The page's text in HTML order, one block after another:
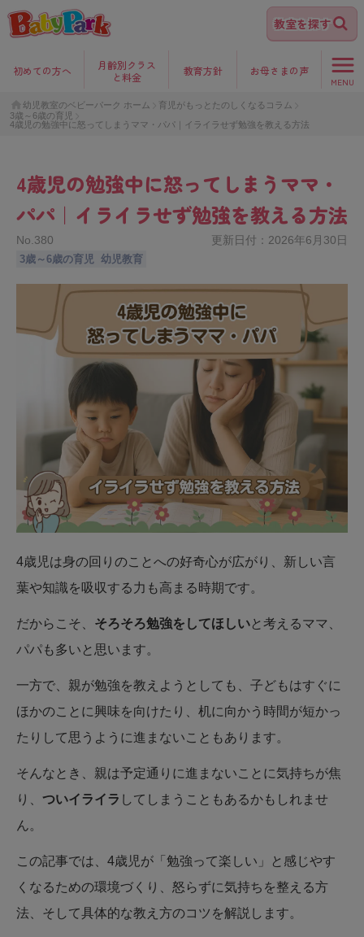
教室を探す
初めての方へ
月齢別クラス
と料金
教育方針 お母さまの声
MENU
幼児教室のベビーパーク ホーム
育児がもっとたのしくなるコラム
3歳～6歳の育児
4歳児の勉強中に怒ってしまうママ・パパ｜イライラせず勉強を教える方法
4歳児の勉強中に怒ってしまうママ・
パパ｜イライラせず勉強を教える方法
No. 380 更新日付： 2026年6月30日
3歳～6歳の育児 幼児教育
4歳児は身の回りのことへの好奇心が広がり、新しい言
葉や知識を吸収する力も高まる時期です。
だからこそ、 そろそろ勉強をしてほしいと考えるママ、
パパも多いと思います。
一方で、親が勉強を教えようとしても、子どもはすぐに
ほかのことに興味を向けたり、机に向かう時間が短かっ
たりして思うように進まないこともあります。
そんなとき、親は予定通りに進まないことに気持ちが焦
り、 ついイライラ してしまうこともあるかもしれませ
ん。
この記事では、4歳児が「勉強って楽しい」と感じやす
くなるための環境づくり、怒らずに気持ちを整える方
法、そして具体的な教え方のコツを解説します。